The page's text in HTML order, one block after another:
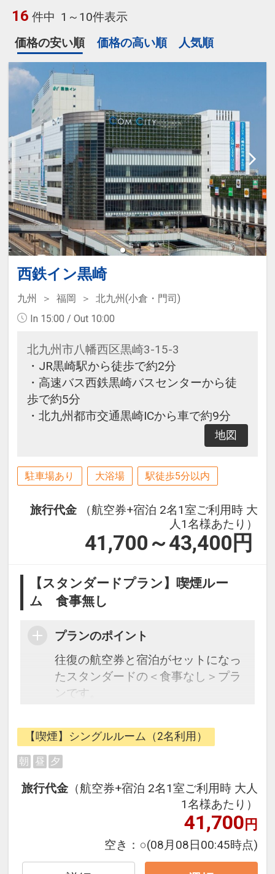
16 件中 1～10件表示
価格の安い順
価格の高い順 人気順
西鉄イン黒崎
九州 福岡
北九州(小倉・門司)
In 15:00 / Out 10:00
北九州市八幡西区黒崎3-15-3
・JR黒崎駅から徒歩で約2分
・高速バス西鉄黒崎バスセンターから徒
歩で約5分
・北九州都市交通黒崎ICから車で約9分
地図
駐車場あり 大浴場 駅徒歩5分以内
旅行代金
（航空券+宿泊 2名1室ご利用時 大
人1名様あたり）
41,700～43,400 円
【スタンダードプラン】喫煙ルー
ム 食事無し
プランのポイント
往復の航空券と宿泊がセットになっ
たスタンダードの＜食事なし＞プラ
ンです。
できるダイナミックパッケージだか
ら、一都市滞在はもちろん周遊旅行
にも最適！
泊・飛び泊なども自由自在です。
JALマイレージ会員の方にはフライ
トマイルが50%貯まります。
■大浴場のご案内
【喫煙】シングルルーム（2名利用）
朝 昼 夕
旅行代金 （航空券+宿泊 2名1室ご利用時 大人
1名様あたり）
41,700円
空き： ○(08月08日00:45時点)